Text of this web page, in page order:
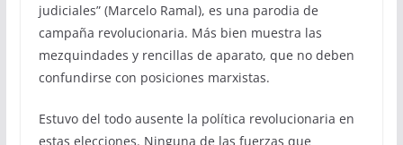
judiciales” (Marcelo Ramal), es una parodia de
campaña revolucionaria. Más bien muestra las
mezquindades y rencillas de aparato, que no deben
confundirse con posiciones marxistas.
Estuvo del todo ausente la política revolucionaria en
estas elecciones. Ninguna de las fuerzas que